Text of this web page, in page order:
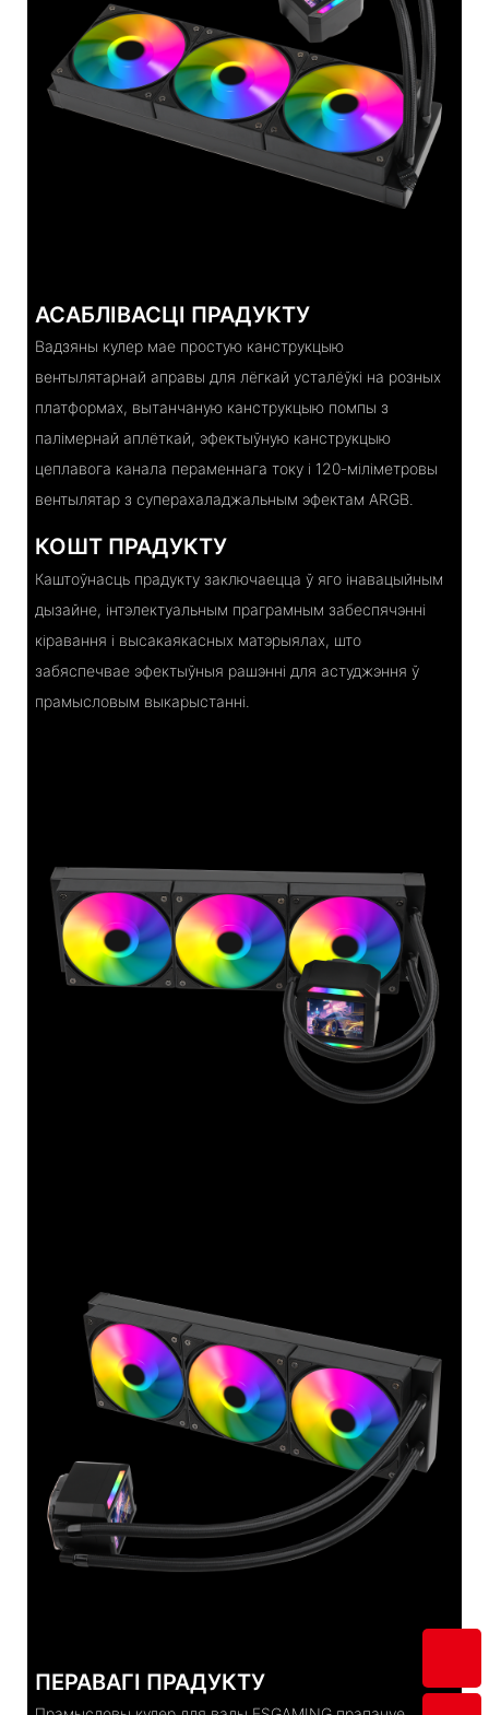
АСАБЛІВАСЦІ ПРАДУКТУ
Вадзяны кулер мае простую канструкцыю
вентылятарнай аправы для лёгкай усталёўкі на розных
платформах, вытанчаную канструкцыю помпы з
палімернай аплёткай, эфектыўную канструкцыю
цеплавога канала пераменнага току і 120-міліметровы
вентылятар з суперахаладжальным эфектам ARGB.
КОШТ ПРАДУКТУ
Каштоўнасць прадукту заключаецца ў яго інавацыйным
дызайне, інтэлектуальным праграмным забеспячэнні
кіравання і высакаякасных матэрыялах, што
забяспечвае эфектыўныя рашэнні для астуджэння ў
прамысловым выкарыстанні.
ПЕРАВАГІ ПРАДУКТУ